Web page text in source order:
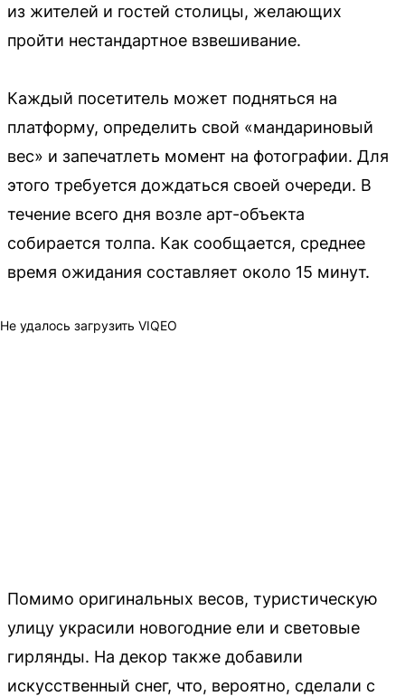
из жителей и гостей столицы, желающих
пройти нестандартное взвешивание.
Каждый посетитель может подняться на
платформу, определить свой «мандариновый
вес» и запечатлеть момент на фотографии. Для
этого требуется дождаться своей очереди. В
течение всего дня возле арт-объекта
собирается толпа. Как сообщается, среднее
время ожидания составляет около 15 минут.
Не удалось загрузить VIQEO
Помимо оригинальных весов, туристическую
улицу украсили новогодние ели и световые
гирлянды. На декор также добавили
искусственный снег, что, вероятно, сделали с